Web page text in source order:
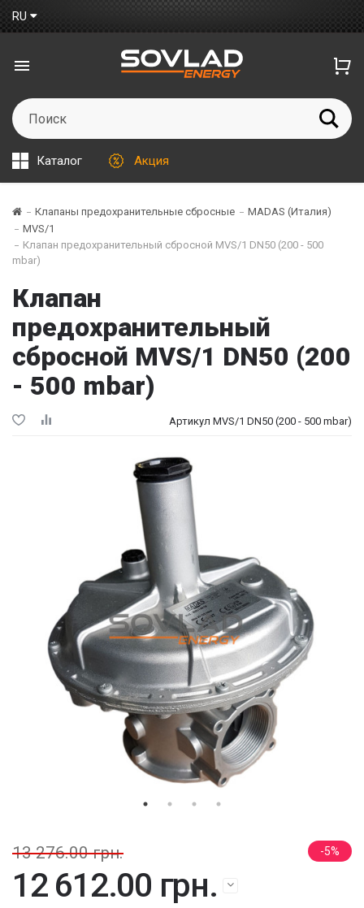
RU
Каталог Акция
Клапаны предохранительные сбросные
MADAS (Италия)
MVS/1
Клапан предохранительный сбросной MVS/1 DN50 (200 - 500
mbar)
Клапан
предохранительный
сбросной MVS/1 DN50 (200
- 500 mbar)
Артикул MVS/1 DN50 (200 - 500 mbar)
5
13 276.00 грн.
12 612.00 грн.